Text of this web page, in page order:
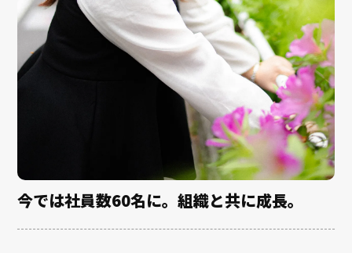
今では社員数60名に。組織と共に成長。